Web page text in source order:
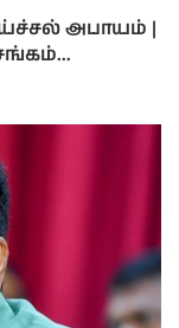
அபாயம் |